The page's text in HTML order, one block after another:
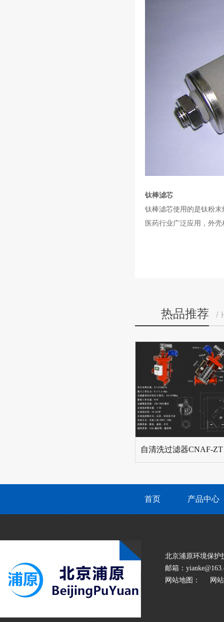
钛棒滤芯
钛棒滤芯使用的是钛粉
医药行业广泛应用，外
热品推荐 /
自清洗过滤器CNAF-ZT
首页 产品中心
北京浦原环境保护
邮箱：
网站地图：
网